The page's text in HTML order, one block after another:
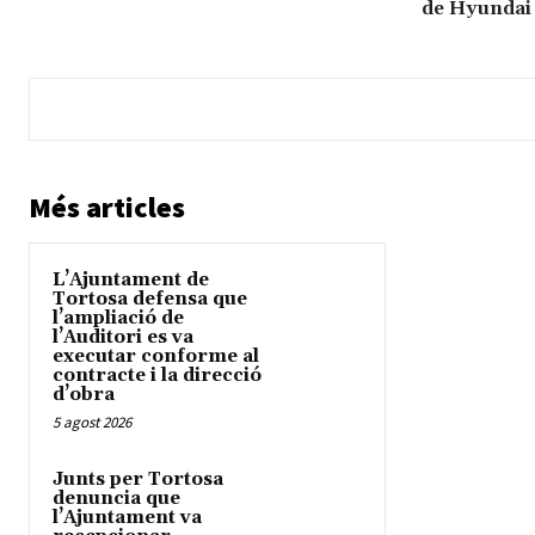
de Hyundai
Més articles
L’Ajuntament de
Tortosa defensa que
l’ampliació de
l’Auditori es va
executar conforme al
contracte i la direcció
d’obra
5 agost 2026
Junts per Tortosa
denuncia que
l’Ajuntament va